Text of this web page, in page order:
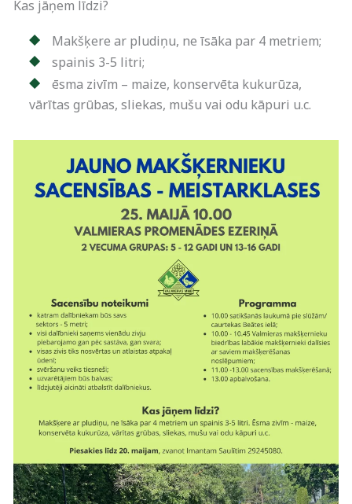
Kas jāņem līdzi?
Makšķere ar pludiņu, ne īsāka par 4 metriem;
spainis 3-5 litri;
ēsma zivīm – maize, konservēta kukurūza,
vārītas grūbas, sliekas, mušu vai odu kāpuri u.c.